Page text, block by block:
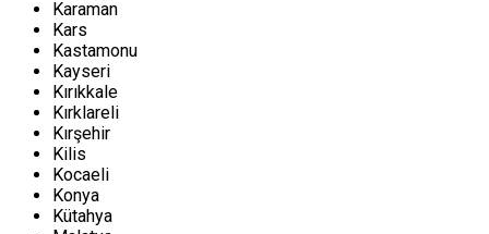
Karaman
Kars
Kastamonu
Kayseri
Kırıkkale
Kırklareli
Kırşehir
Kilis
Kocaeli
Konya
Kütahya